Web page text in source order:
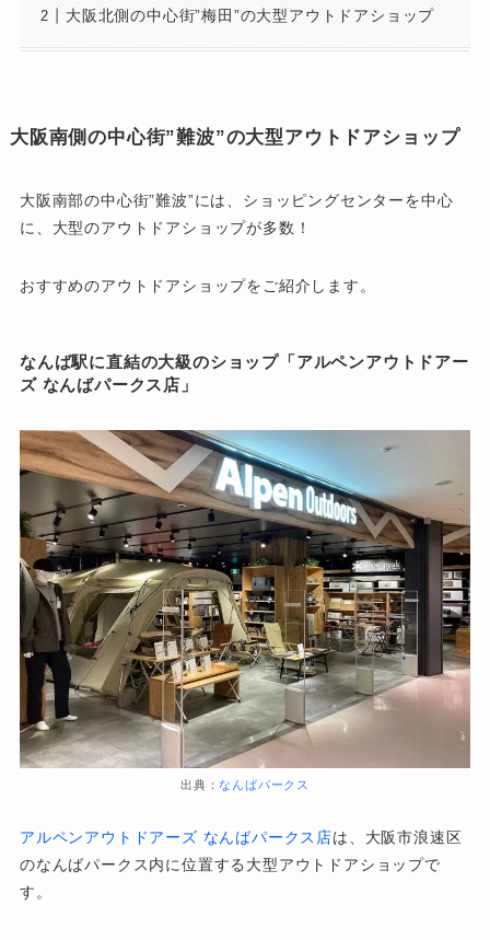
大阪北側の中心街”梅田”の大型アウトドアショップ
大阪南側の中心街”難波”の大型アウトドアショップ
大阪南部の中心街”難波”には、ショッピングセンターを中心
に、大型のアウトドアショップが多数！
おすすめのアウトドアショップをご紹介します。
なんば駅に直結の大級のショップ「アルペンアウトドアー
ズ なんばパークス店」
出典：なんばパークス
アルペンアウトドアーズ なんばパークス店は、大阪市浪速区
のなんばパークス内に位置する大型アウトドアショップで
す。